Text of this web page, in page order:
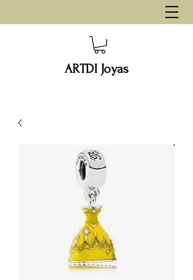
ARTDI Joyas